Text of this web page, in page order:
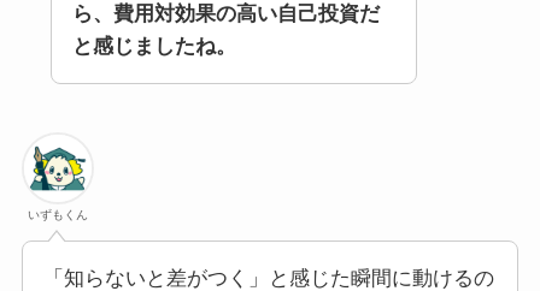
ら、費用対効果の高い自己投資だ
と感じましたね。
いずもくん
「知らないと差がつく」と感じた瞬間に動けるの